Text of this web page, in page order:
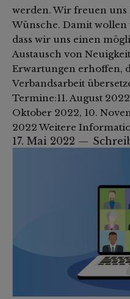
werden. Wir freuen
Wünsche. Damit
dass wir uns einen
Austausch von
Erwartungen erhoffen,
Verbandsarbeit
Termine:11. August
Oktober 2022, 10.
2022 Weitere
17. Mai 2022